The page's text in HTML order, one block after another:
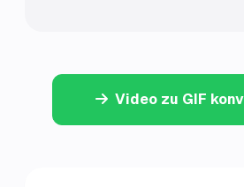
Video zu GIF